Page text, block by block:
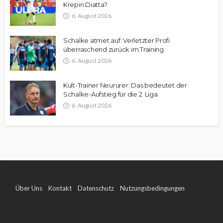
Krepin Diatta?
6. August 2026
Schalke atmet auf: Verletzter Profi
überraschend zurück im Training
6. August 2026
Kult-Trainer Neururer: Das bedeutet der
Schalke-Aufstieg für die 2. Liga
6. August 2026
Über Uns Kontakt Datenschutz Nutzungsbedingungen